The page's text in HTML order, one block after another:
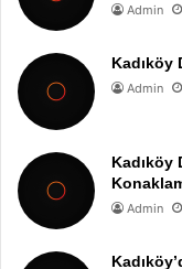
Admin
Kadıköy
Admin
Kadıköy
Admin